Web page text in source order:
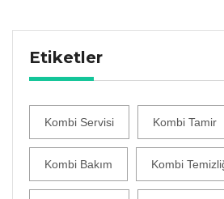
Etiketler
Kombi Servisi Kombi Tamir
Kombi Bakım Kombi